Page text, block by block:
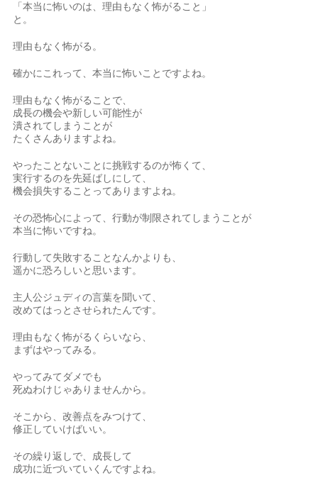
「本当に怖いのは、理由もなく怖がること」
と。
理由もなく怖がる。
確かにこれって、本当に怖いことですよね。
理由もなく怖がることで、
成長の機会や新しい可能性が
潰されてしまうことが
たくさんありますよね。
やったことないことに挑戦するのが怖くて、
実行するのを先延ばしにして、
機会損失することってありますよね。
その恐怖心によって、行動が制限されてしまうことが
本当に怖いですね。
行動して失敗することなんかよりも、
遥かに恐ろしいと思います。
主人公ジュディの言葉を聞いて、
改めてはっとさせられたんです。
理由もなく怖がるくらいなら、
まずはやってみる。
やってみてダメでも
死ぬわけじゃありませんから。
そこから、改善点をみつけて、
修正していけばいい。
その繰り返しで、成長して
成功に近づいていくんですよね。